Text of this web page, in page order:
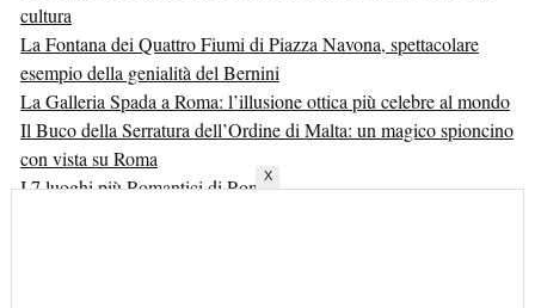
cultura
La Fontana dei Quattro Fiumi di Piazza Navona, spettacolare
esempio della genialità del Bernini
La Galleria Spada a Roma: l’illusione ottica più celebre al mondo
Il Buco della Serratura dell’Ordine di Malta: un magico spioncino
con vista su Roma
I 7 luoghi più Romantici di Roma
X